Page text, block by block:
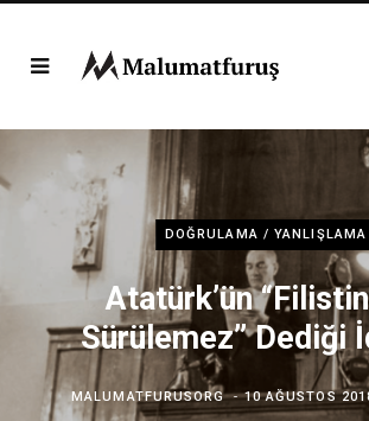
DOĞRULAMA / YANLIŞLAMA
Atatürk’ün
Sürülemez” Dediği
MALUMATFURUSORG 10 AĞUSTOS